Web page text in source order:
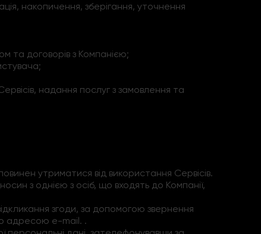
накопичення, зберігання, уточнення
та договорів з Компанією;
надання послуг з замовлення та
утриматися від використання Сервісів.
з однією з осіб, що входять до Компанії,
згоди, за допомогою звернення
адресою e-mail. .